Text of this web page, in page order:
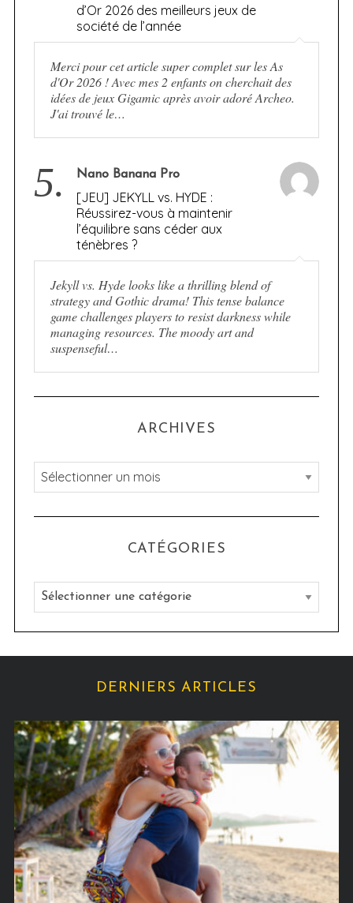
d’Or 2026 des meilleurs jeux de
société de l’année
Merci pour cet article super complet sur les As
d'Or 2026 ! Avec mes 2 enfants on cherchait des
idées de jeux Gigamic après avoir adoré Archeo.
J'ai trouvé le…
5. Nano Banana Pro
[JEU] JEKYLL vs. HYDE :
Réussirez-vous à maintenir
l’équilibre sans céder aux
ténèbres ?
Jekyll vs. Hyde looks like a thrilling blend of
strategy and Gothic drama! This tense balance
game challenges players to resist darkness while
managing resources. The moody art and
suspenseful…
ARCHIVES
A
r
c
v
CATÉGORIES
C
a
t
é
r
i
e
s
DERNIERS ARTICLES